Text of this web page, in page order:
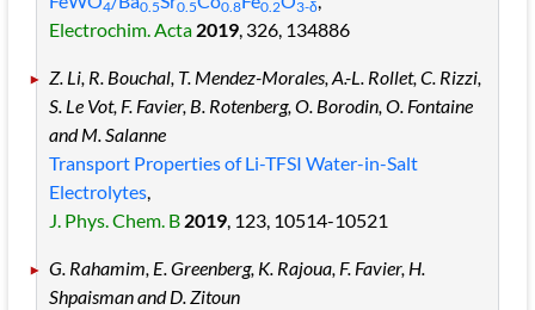
4 0.5 0.5 0.8 0.2 3-δ
Electrochim. Acta2019, 326, 134886
Z. Li, R. Bouchal, T. Mendez-Morales, A.-L. Rollet, C. Rizzi,
S. Le Vot, F. Favier, B. Rotenberg, O. Borodin, O. Fontaine
and M. Salanne
Transport Properties of Li-TFSI Water-in-Salt
Electrolytes,
J. Phys. Chem. B2019, 123, 10514-10521
G. Rahamim, E. Greenberg, K. Rajoua, F. Favier, H.
Shpaisman and D. Zitoun